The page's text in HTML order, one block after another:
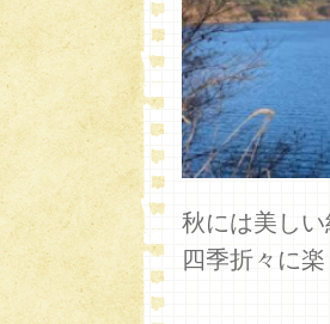
秋には美し
四季折々に